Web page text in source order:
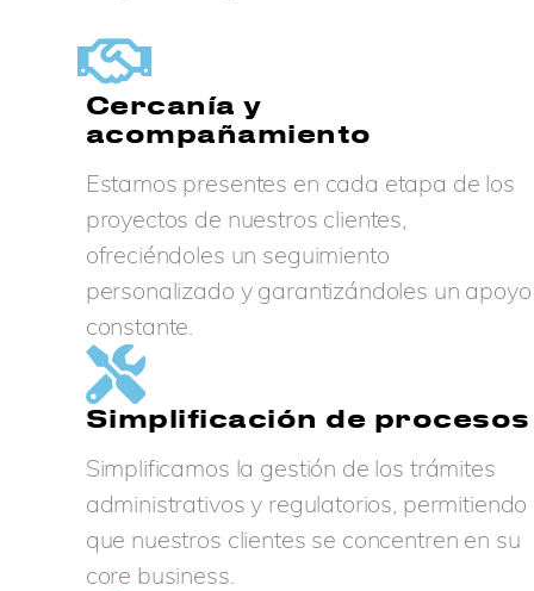
Cercanía y
acompañamiento
Estamos presentes en cada etapa de los
proyectos de nuestros clientes,
ofreciéndoles un seguimiento
personalizado y garantizándoles un apoyo
constante.
Simplificación de procesos
Simplificamos la gestión de los trámites
administrativos y regulatorios, permitiendo
que nuestros clientes se concentren en su
core business.